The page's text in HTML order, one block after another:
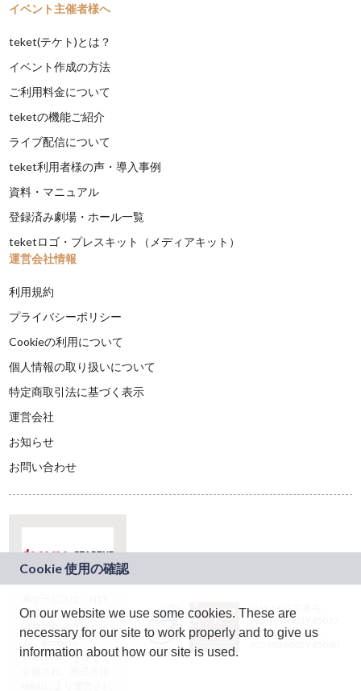
イベント主催者様へ
teket(テケト)とは？
イベント作成の方法
ご利用料金について
teketの機能ご紹介
ライブ配信について
teket利用者様の声・導入事例
資料・マニュアル
登録済み劇場・ホール一覧
teketロゴ・プレスキット（メディアキット）
運営会社情報
利用規約
プライバシーポリシー
Cookieの利用について
個人情報の取り扱いについて
特定商取引法に基づく表示
運営会社
お知らせ
お問い合わせ
ドコモグループの新
規事業創出プログラ
ム「docomo
STARTUP」を通じて
JASRAC許諾番号：
9024936001Y45037
JASRAC許諾番号：
On our website we use some cookies. These are
necessary for our site to work properly and to give us
information about how our site is used.